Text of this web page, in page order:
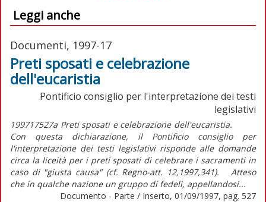
Leggi anche
Documenti, 1997-17
Preti sposati e celebrazione
dell'eucaristia
Pontificio consiglio per l'interpretazione dei testi
legislativi
199717527a Preti sposati e celebrazione dell'eucaristia.
Con questa dichiarazione, il Pontificio consiglio per
l'interpretazione dei testi legislativi risponde alle domande
circa la liceità per i preti sposati di celebrare i sacramenti in
caso di "giusta causa" (cf. Regno-att. 12,1997,341). Atteso
che in qualche nazione un gruppo di fedeli, appellandosi...
Documento - Parte / Inserto, 01/09/1997, pag. 527